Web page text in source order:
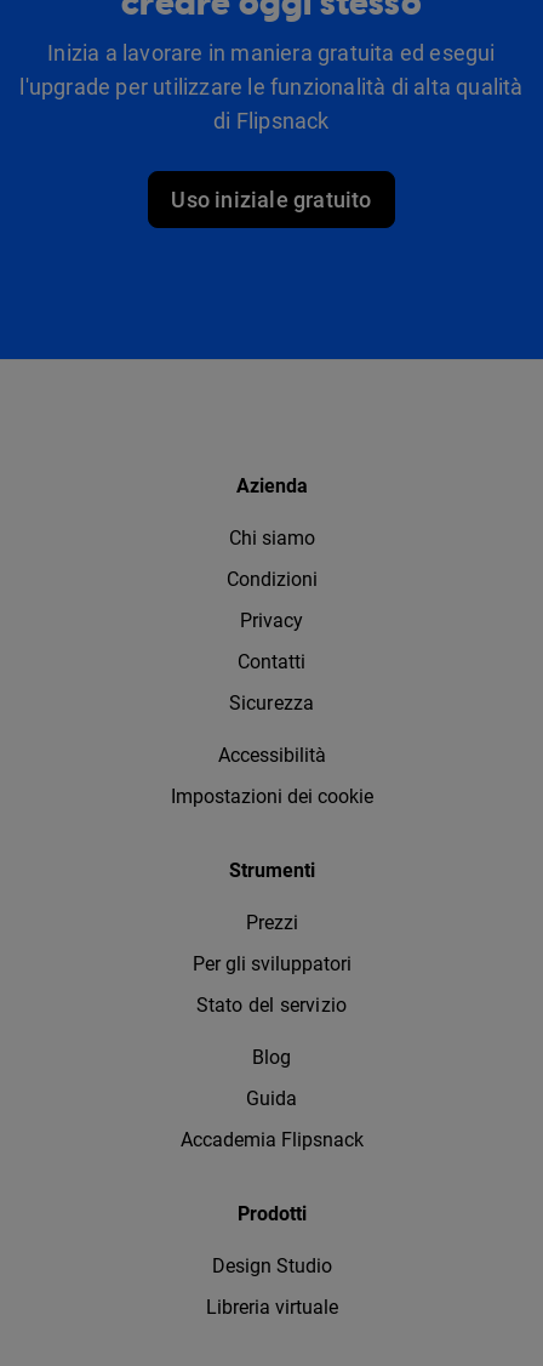
Inizia a lavorare in maniera gratuita ed esegui
l'upgrade per utilizzare le funzionalità di alta qualità
di Flipsnack
Uso iniziale gratuito
Azienda
Chi siamo
Condizioni
Privacy
Contatti
Sicurezza
Accessibilità
Impostazioni dei cookie
Strumenti
Prezzi
Per gli sviluppatori
Stato del servizio
Blog
Guida
Accademia Flipsnack
Prodotti
Design Studio
Libreria virtuale